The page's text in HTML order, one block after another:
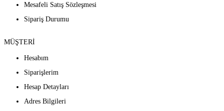
Mesafeli Satış Sözleşmesi
Sipariş Durumu
MÜŞTERİ
Hesabım
Siparişlerim
Hesap Detayları
Adres Bilgileri